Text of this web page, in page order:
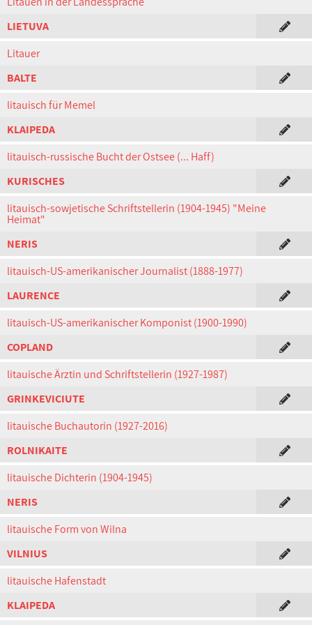
LIETUVA
Litauer
BALTE
litauisch für Memel
KLAIPEDA
litauisch-russische Bucht der Ostsee (... Haff)
KURISCHES
litauisch-sowjetische Schriftstellerin (1904-1945) "Meine
Heimat"
NERIS
litauisch-US-amerikanischer Journalist (1888-1977)
LAURENCE
litauisch-US-amerikanischer Komponist (1900-1990)
COPLAND
litauische Ärztin und Schriftstellerin (1927-1987)
GRINKEVICIUTE
litauische Buchautorin (1927-2016)
ROLNIKAITE
litauische Dichterin (1904-1945)
NERIS
litauische Form von Wilna
VILNIUS
litauische Hafenstadt
KLAIPEDA